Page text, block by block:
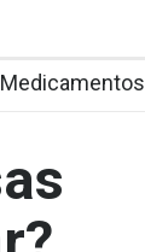
Medicamentos